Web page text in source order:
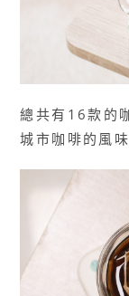
總共有16款的
城市咖啡的風味